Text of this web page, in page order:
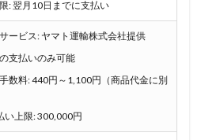
: 翌月10日までに支払い
ービス: ヤマト運輸株式会社提供
支払いのみ可能
数料: 440円～1,100円（商品代金に別
い上限: 300,000円